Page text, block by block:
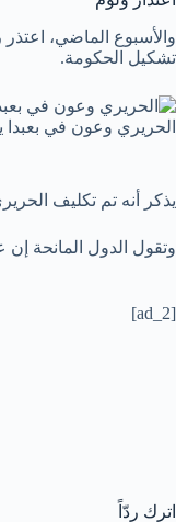
تشكيل الحكومة.
الحريري وعون في بعبدا يوم 14 يوليو 2021
يذكر أنه تم تكليف
وتقول الدول المانحة
[ad_2]
اترك ردّاً